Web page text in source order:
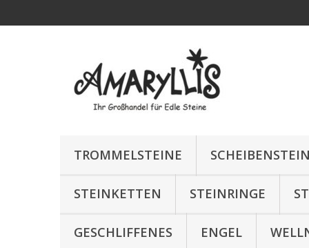
TROMMELSTEINE
STEINKETTEN STEINRINGE
GESCHLIFFENES ENGEL